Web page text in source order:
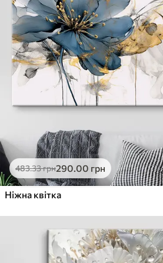
483.33грн290.00 грн
Ніжна квітка